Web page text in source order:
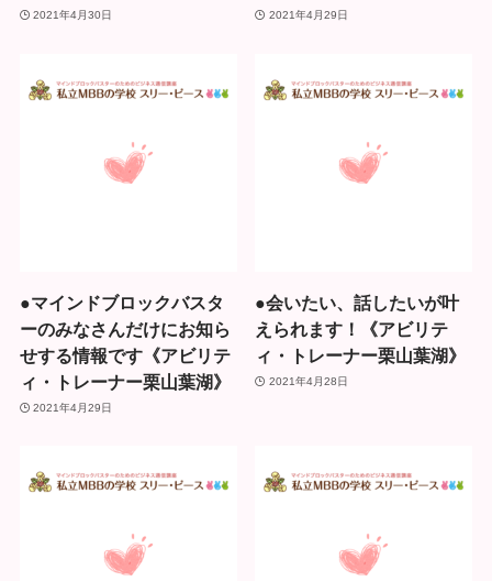
2021年4月30日 2021年4月29日
●マインドブロックバスタ
ーのみなさんだけにお知ら
せする情報です《アビリテ
ィ・トレーナー栗山葉湖》
2021年4月29日
●会いたい、話したいが叶
えられます！《アビリテ
ィ・トレーナー栗山葉湖》
2021年4月28日